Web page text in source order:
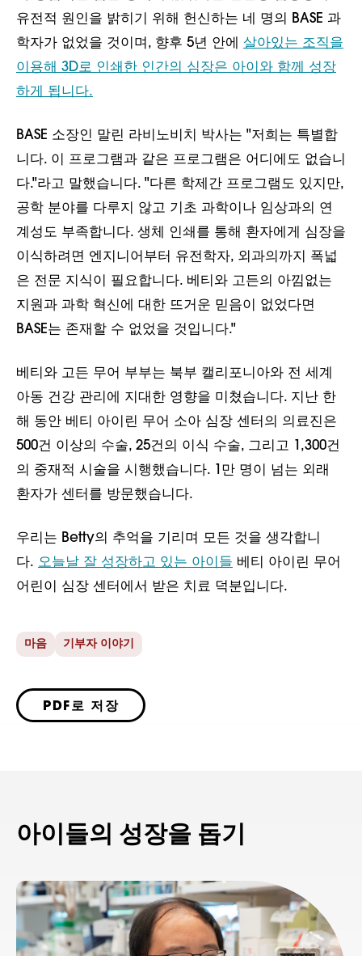
유전적 원인을 밝히기 위해 헌신하는 네 명의 BASE 과
학자가 없었을 것이며, 향후 5년 안에 살아있는 조직을
이용해 3D로 인쇄한 인간의 심장은 아이와 함께 성장
하게 됩니다.
BASE 소장인 말린 라비노비치 박사는 "저희는 특별합
니다. 이 프로그램과 같은 프로그램은 어디에도 없습니
다."라고 말했습니다. "다른 학제간 프로그램도 있지만,
공학 분야를 다루지 않고 기초 과학이나 임상과의 연
계성도 부족합니다. 생체 인쇄를 통해 환자에게 심장을
이식하려면 엔지니어부터 유전학자, 외과의까지 폭넓
은 전문 지식이 필요합니다. 베티와 고든의 아낌없는
지원과 과학 혁신에 대한 뜨거운 믿음이 없었다면
BASE는 존재할 수 없었을 것입니다."
베티와 고든 무어 부부는 북부 캘리포니아와 전 세계
아동 건강 관리에 지대한 영향을 미쳤습니다. 지난 한
해 동안 베티 아이린 무어 소아 심장 센터의 의료진은
500건 이상의 수술, 25건의 이식 수술, 그리고 1,300건
의 중재적 시술을 시행했습니다. 1만 명이 넘는 외래
환자가 센터를 방문했습니다.
우리는 Betty의 추억을 기리며 모든 것을 생각합니
다. 오늘날 잘 성장하고 있는 아이들 베티 아이린 무어
어린이 심장 센터에서 받은 치료 덕분입니다.
마음 기부자 이야기
PDF로 저장
아이들의 성장을 돕기